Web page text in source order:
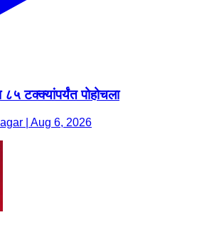
८५ टक्क्यांपर्यंत पोहोचला
| Aug 6, 2026